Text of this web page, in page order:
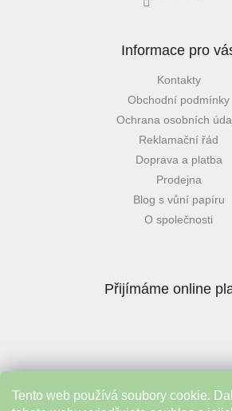
Tento web používá soubory cookie.
Informace pro
Kontakty
Obchodní podmínky
Ochrana osobních
Reklamační řád
Doprava a platba
Prodejna
Blog s vůní papíru
O společnosti
Přijímáme online
Instagram